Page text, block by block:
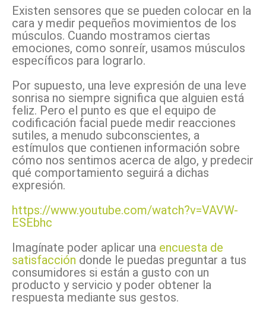
Existen sensores que se pueden colocar en la
cara y medir pequeños movimientos de los
músculos. Cuando mostramos ciertas
emociones, como sonreír, usamos músculos
específicos para lograrlo.
Por supuesto, una leve expresión de una leve
sonrisa no siempre significa que alguien está
feliz. Pero el punto es que el equipo de
codificación facial puede medir reacciones
sutiles, a menudo subconscientes, a
estímulos que contienen información sobre
cómo nos sentimos acerca de algo, y predecir
qué comportamiento seguirá a dichas
expresión.
https://www.youtube.com/watch?v=VAVW-
ESEbhc
Imagínate poder aplicar una encuesta de
satisfacción donde le puedas preguntar a tus
consumidores si están a gusto con un
producto y servicio y poder obtener la
respuesta mediante sus gestos.